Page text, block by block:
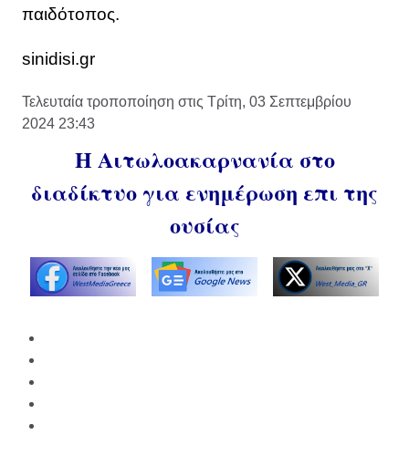
παιδότοπος.
sinidisi.gr
Τελευταία τροποποίηση στις Τρίτη, 03 Σεπτεμβρίου
2024 23:43
Η Αιτωλοακαρνανία στο
διαδίκτυο για ενημέρωση επι της
ουσίας